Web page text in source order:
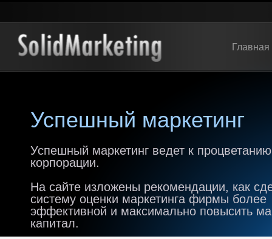
Главная
Успешный маркетинг
Успешный маркетинг ведет к процветанию
корпорации.
На сайте изложены рекомендации, как
систему оценки маркетинга фирмы более
эффективной и максимально повысить
капитал.